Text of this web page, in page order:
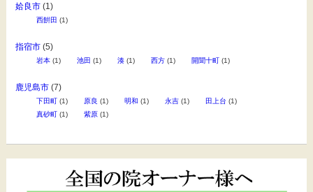
姶良市(1)
西餠田 (1)
指宿市(5)
岩本(1) 池田 (1) 湊(1) 西方(1) 開聞十町(1)
鹿児島市(7)
下田町(1) 原良 (1) 明和 (1) 永吉(1) 田上台 (1)
真砂町(1) 紫原(1)